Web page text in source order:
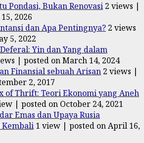
Pondasi, Bukan Renovasi 2 views |
2026
dan Apa Pentingnya? 2 views
5, 2022
Yin dan Yang dalam
| posted on March 14, 2024
Finansial sebuah Arisan 2 views |
2, 2017
of Thrift: Teori Ekonomi yang Aneh
| posted on October 24, 2021
Emas dan Upaya Rusia
1 view | posted on April 16,